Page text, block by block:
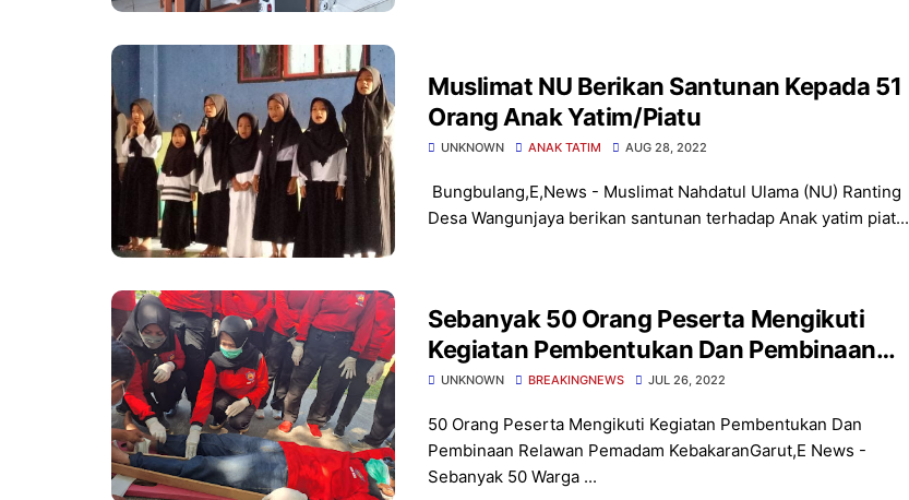
Muslimat NU Berikan Santunan Kepada 51
Orang Anak Yatim/Piatu
UNKNOWN ANAK TATIM AUG 28, 2022
Bungbulang,E,News - Muslimat Nahdatul Ulama (NU) Ranting
Desa Wangunjaya berikan santunan terhadap Anak yatim piat...
Sebanyak 50 Orang Peserta Mengikuti
Kegiatan Pembentukan Dan Pembinaan
Relawan Pemadam Kebakaran
UNKNOWN BREAKINGNEWS JUL 26, 2022
50 Orang Peserta Mengikuti Kegiatan Pembentukan Dan
Pembinaan Relawan Pemadam KebakaranGarut,E News -
Sebanyak 50 Warga ...